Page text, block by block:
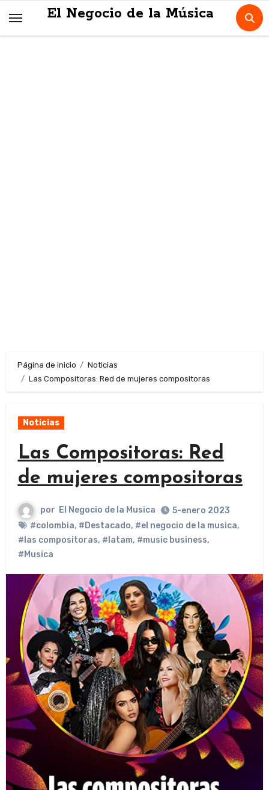
El Negocio de la Música
Página de inicio
Noticias
Las Compositoras: Red de mujeres compositoras
Noticias
Las Compositoras: Red
de mujeres compositoras
por El Negocio de la Musica
5-enero 2023
#colombia, #Destacado, #el negocio de la musica,
#las compositoras, #latam, #music business,
#Musica